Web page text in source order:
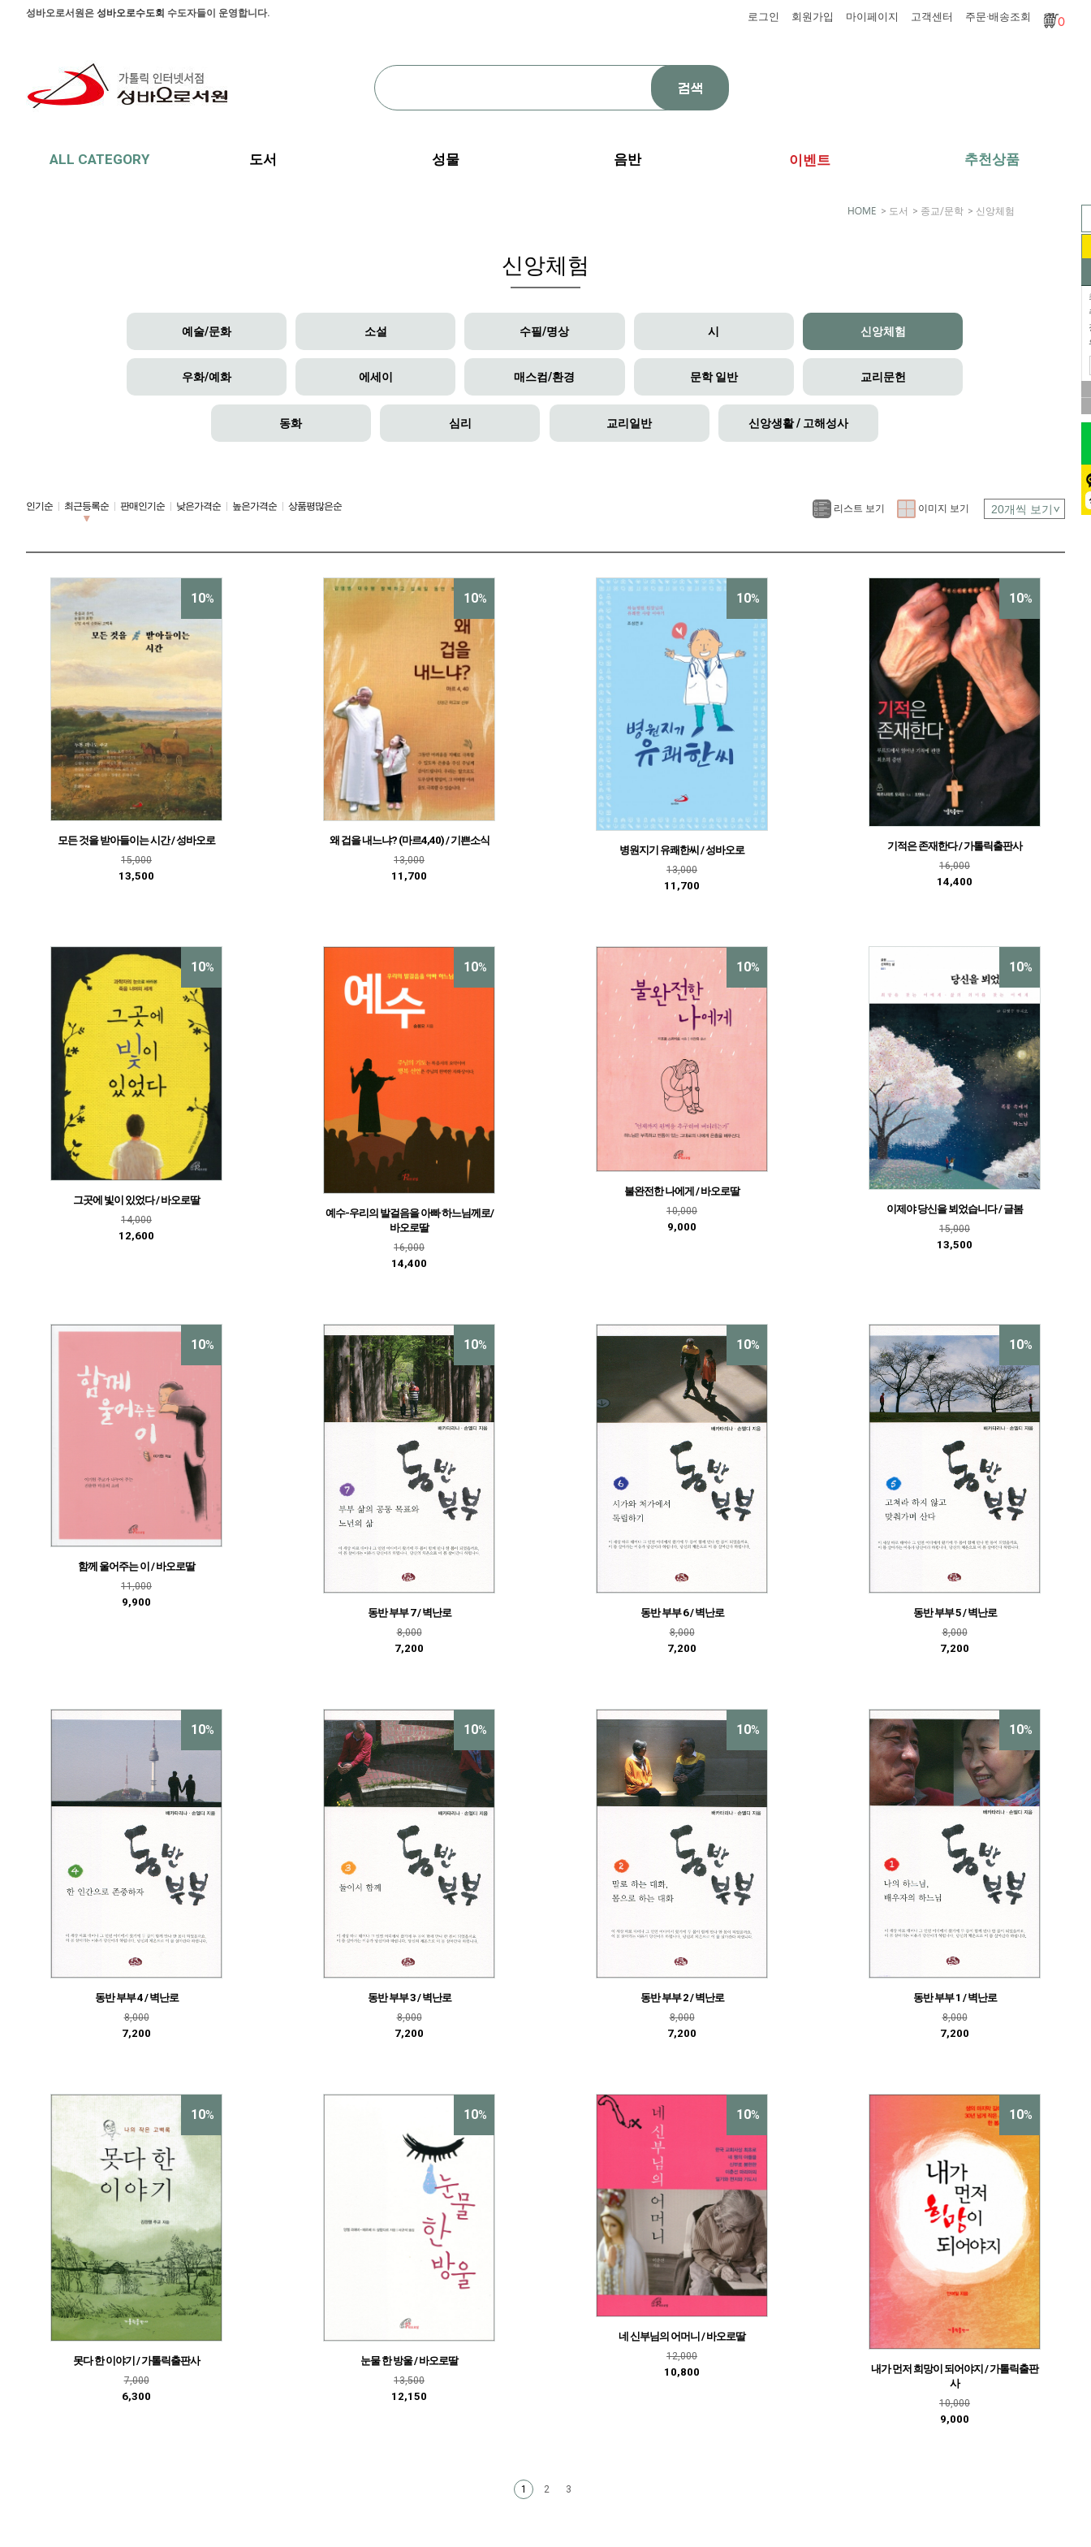
본문 바로가기
주메뉴 바로가기
사이드메뉴 바로가기
성바오로서원은 성바오로수도회 수도자들이 운영합니다. 로그인 회원가입 마이페이지 고객센터 주문·배송조회 0
ALL CATEGORY 도서 성물 음반 이벤트 추천상품
> 도서 > 종교/문학 > 신앙체험
신앙체험
예술/문화 소설 수필/명상 시 신앙체험
우화/예화 에세이 매스컴/환경 문학 일반 교리문헌
동화 심리 교리일반 신앙생활 / 고해성사
인기순 최근등록순 판매인기순 낮은가격순 높은가격순 상품평많은순 리스트 보기 이미지 보기
10%
모든 것을 받아들이는 시간 / 성바오로
15,000
13,500
10%
왜 겁을 내느냐? (마르4,40) / 기쁜소식
13,000
11,700
10%
병원지기 유쾌한씨 / 성바오로
13,000
11,700
10%
기적은 존재한다 / 가톨릭출판사
16,000
14,400
10%
그곳에 빛이 있었다 / 바오로딸
14,000
12,600
10%
예수-우리의 발걸음을 아빠 하느님께로/
바오로딸
16,000
14,400
10%
불완전한 나에게 / 바오로딸
10,000
9,000
10%
이제야 당신을 뵈었습니다 / 글봄
15,000
13,500
10%
함께 울어주는 이 / 바오로딸
11,000
9,900
10%
동반 부부 7 / 벽난로
8,000
7,200
10%
동반 부부 6 / 벽난로
8,000
7,200
10%
동반 부부 5 / 벽난로
8,000
7,200
10%
동반 부부 4 / 벽난로
8,000
7,200
10%
동반 부부 3 / 벽난로
8,000
7,200
10%
동반 부부 2 / 벽난로
8,000
7,200
10%
동반 부부 1 / 벽난로
8,000
7,200
10%
못다 한 이야기 / 가톨릭출판사
7,000
6,300
10%
눈물 한 방울 / 바오로딸
13,500
12,150
10%
네 신부님의 어머니 / 바오로딸
12,000
10,800
10%
내가 먼저 희망이 되어야지 / 가톨릭출판
사
10,000
9,000
1 2 3